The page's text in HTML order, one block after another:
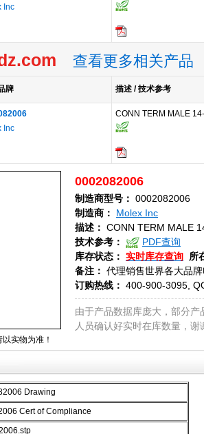
Inc
查看更多相关产品
牌 描述 / 技术参考
Inc
CONN TERM MALE
实物为准！
0002082006
制造商型号： 0002082006
制造商：
Molex Inc
描述： CONN TERM MALE
技术参考：
PDF查询
库存状态： 实时库存查询
所
备注： 代理销售世界各大品
订购热线： 400-900-3095,
由于产品数据库庞大，部分
人员确认好实时在库数量，谢
Drawing
Cert of Compliance